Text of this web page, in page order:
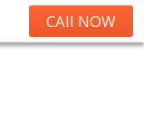
CAll NOW